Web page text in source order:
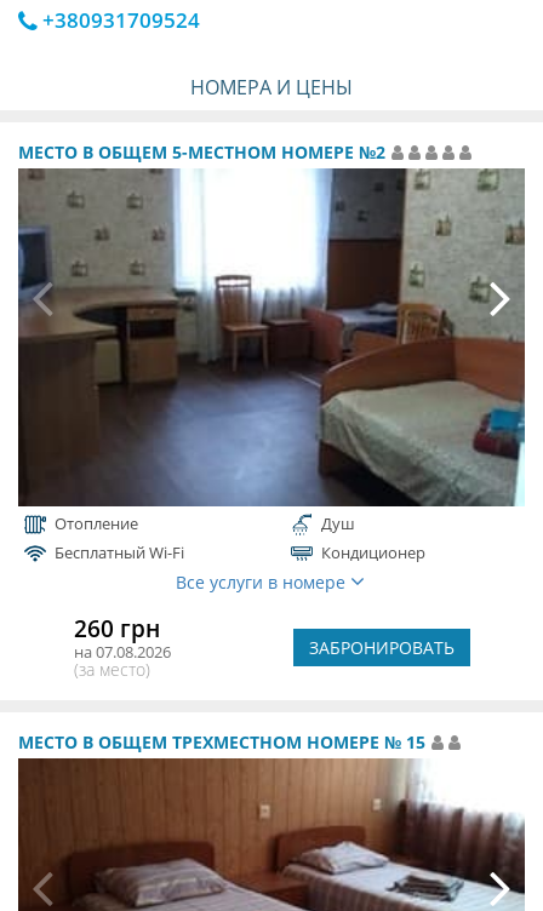
+380931709524
НОМЕРА И ЦЕНЫ
МЕСТО В ОБЩЕМ 5-МЕСТНОМ НОМЕРЕ №2
Отопление
Душ
Бесплатный Wi-Fi
Кондиционер
Все услуги в номере
260 грн
на 07.08.2026
(за место)
ЗАБРОНИРОВАТЬ
МЕСТО В ОБЩЕМ ТРЕХМЕСТНОМ НОМЕРЕ № 15